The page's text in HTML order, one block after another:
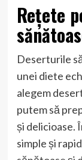
Rețete
Deserturile
unei diete
alegem
putem să
și delicioase.
simple și